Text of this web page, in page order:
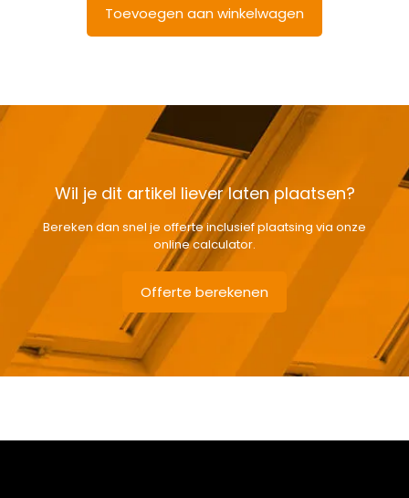
Toevoegen aan winkelwagen
Wil je dit artikel liever laten plaatsen?
Bereken dan snel je offerte inclusief plaatsing via onze
online calculator.
Offerte berekenen